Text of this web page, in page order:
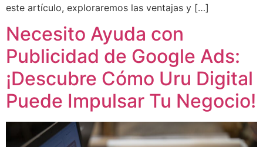
este artículo, exploraremos las ventajas y […]
Necesito Ayuda con
Publicidad de Google Ads:
¡Descubre Cómo Uru Digital
Puede Impulsar Tu Negocio!